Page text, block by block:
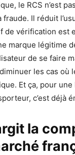
le RCS n’est
Il réduit
de vérification est
marque légitime
de se faire
diminuer les cas où
Et ça, pour une
c’est déjà
la